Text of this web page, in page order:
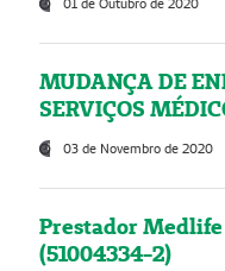
MUDANÇA DE
SERVIÇOS
03 de Novembro de 2020
Prestador Medlife
(51004334-2)